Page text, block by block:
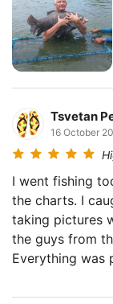
Tsvetan
16 October
I went fishing
the charts. I
taking pictures
the guys from
Everything was